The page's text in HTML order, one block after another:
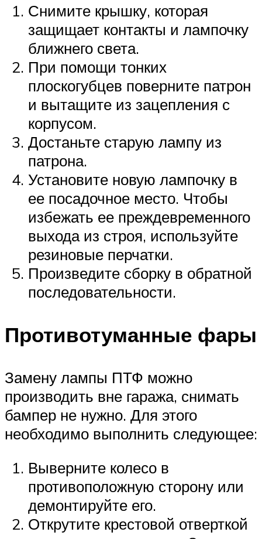
Снимите крышку, которая
защищает контакты и лампочку
ближнего света.
При помощи тонких
плоскогубцев поверните патрон
и вытащите из зацепления с
корпусом.
Достаньте старую лампу из
патрона.
Установите новую лампочку в
ее посадочное место. Чтобы
избежать ее преждевременного
выхода из строя, используйте
резиновые перчатки.
Произведите сборку в обратной
последовательности.
Противотуманные фары
Замену лампы ПТФ можно
производить вне гаража, снимать
бампер не нужно. Для этого
необходимо выполнить следующее:
Выверните колесо в
противоположную сторону или
демонтируйте его.
Открутите крестовой отверткой